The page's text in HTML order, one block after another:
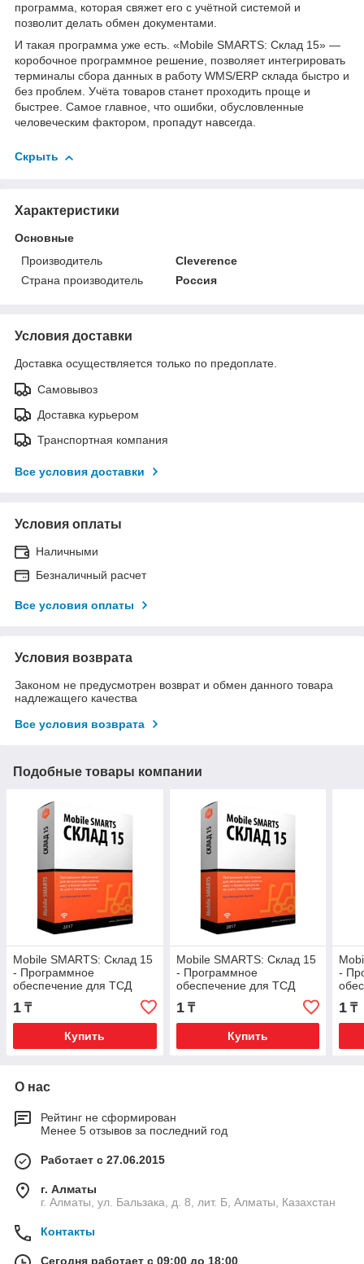
программа, которая свяжет его с учётной системой и
позволит делать обмен документами.
И такая программа уже есть. «Mobile SMARTS: Склад 15» —
коробочное программное решение, позволяет интегрировать
терминалы сбора данных в работу WMS/ERP склада быстро и
без проблем. Учёта товаров станет проходить проще и
быстрее. Самое главное, что ошибки, обусловленные
человеческим фактором, пропадут навсегда.
Скрыть
Характеристики
Основные
Производитель
Cleverence
Страна производитель
Россия
Условия доставки
Доставка осуществляется только по предоплате.
Самовывоз
Доставка курьером
Транспортная компания
Все условия доставки
Условия оплаты
Наличными
Безналичный расчет
Все условия оплаты
Условия возврата
Законом не предусмотрен возврат и обмен данного товара
надлежащего качества
Все условия возврата
Подобные товары компании
Mobile SMARTS: Склад 15
- Программное
обеспечение для ТСД
WH15CK-1CANY «Склад
15, ОМНИ Вещевой»
1 ₸
Купить
Mobile SMARTS: Склад 15
- Программное
обеспечение для ТСД
WH15AG-1CANY «Склад
15, Базовый
Продуктовый»
1₸
Купить
-
15,
1 ₸
О нас
Рейтинг не сформирован
Менее 5 отзывов за последний год
Работает с 27.06.2015
г. Алматы
г. Алматы, ул. Бальзака, д. 8, лит. Б, Алматы, Казахстан
Контакты
Сегодня работает с 09:00 до 18:00